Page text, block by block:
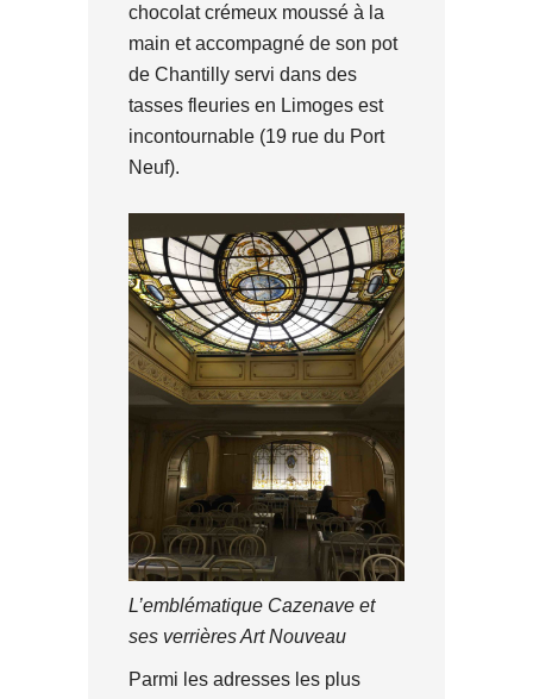
chocolat crémeux moussé à la
main et accompagné de son pot
de Chantilly servi dans des
tasses fleuries en Limoges est
incontournable (19 rue du Port
Neuf).
L’emblématique Cazenave et
ses verrières Art Nouveau
Parmi les adresses les plus